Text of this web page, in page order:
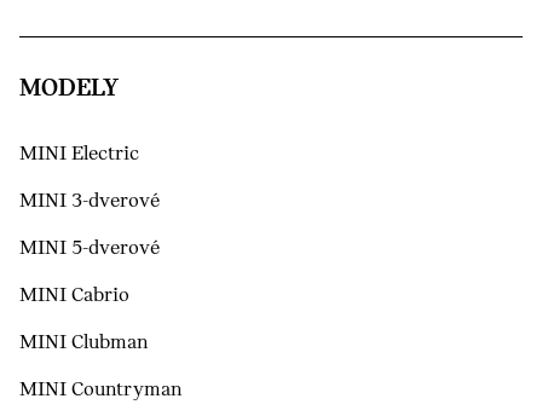
MODELY
MINI Electric
MINI 3-dverové
MINI 5-dverové
MINI Cabrio
MINI Clubman
MINI Countryman